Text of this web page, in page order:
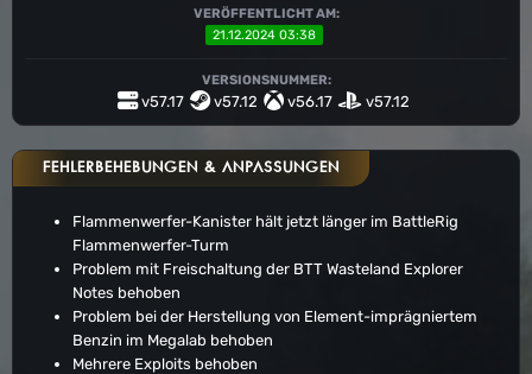
VERÖFFENTLICHT AM:
21.12.2024 03:38
VERSIONSNUMMER:
v57.17 v57.12 v56.17 v57.12
FEHLERBEHEBUNGEN & ANPASSUNGEN
Flammenwerfer-Kanister hält jetzt länger im BattleRig
Flammenwerfer-Turm
Problem mit Freischaltung der BTT Wasteland Explorer
Notes behoben
Problem bei der Herstellung von Element-imprägniertem
Benzin im Megalab behoben
Mehrere Exploits behoben